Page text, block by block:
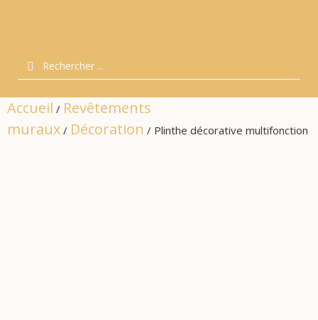
Accueil / Revêtements
muraux / Décoration / Plinthe décorative multifonction